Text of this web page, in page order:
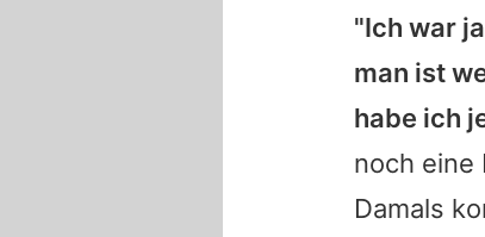
"Ich war
man ist
habe ich
noch eine
Damals